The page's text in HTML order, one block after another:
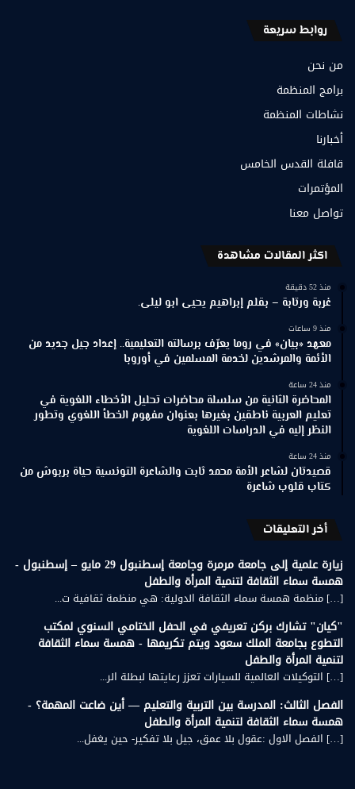
روابط سريعة
من نحن
برامج المنظمة
نشاطات المنظمة
أخبارنا
قافلة القدس الخامس
المؤتمرات
تواصل معنا
اكثر المقالات مشاهدة
منذ 52 دقيقة
غربة ورتابة – بقلم إبراهيم يحيى ابو ليلى.
منذ 9 ساعات
معهد «بيان» في روما يعرّف برسالته التعليمية.. إعداد جيل جديد من
الأئمة والمرشدين لخدمة المسلمين في أوروبا
منذ 24 ساعة
المحاضرة الثانية من سلسلة محاضرات تحليل الأخطاء اللغوية في
تعليم العربية ناطقين بغيرها بعنوان مفهوم الخطأ اللغوي وتطور
النظر إليه في الدراسات اللغوية
منذ 24 ساعة
قصيدتان لشاعر الأمة محمد ثابت والشاعرة التونسية حياة بربوش من
كتاب قلوب شاعرة
أخر التعليقات
زيارة علمية إلى جامعة مرمرة وجامعة إسطنبول 29 مايو – إسطنبول -
همسة سماء الثقافة لتنمية المرأة والطفل
[…] منظمة همسة سماء الثقافة الدولية: هي منظمة ثقافية ت...
"كيان" تشارك بركن تعريفي في الحفل الختامي السنوي لمكتب
التطوع بجامعة الملك سعود ويتم تكريمها - همسة سماء الثقافة
لتنمية المرأة والطفل
[…] التوكيلات العالمية للسيارات تعزز رعايتها لبطلة الر...
الفصل الثالث: المدرسة بين التربية والتعليم — أين ضاعت المهمة؟ -
همسة سماء الثقافة لتنمية المرأة والطفل
[…] الفصل الاول :عقول بلا عمق، جيل بلا تفكير- حين يغفل...